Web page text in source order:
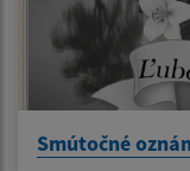
Smútočné